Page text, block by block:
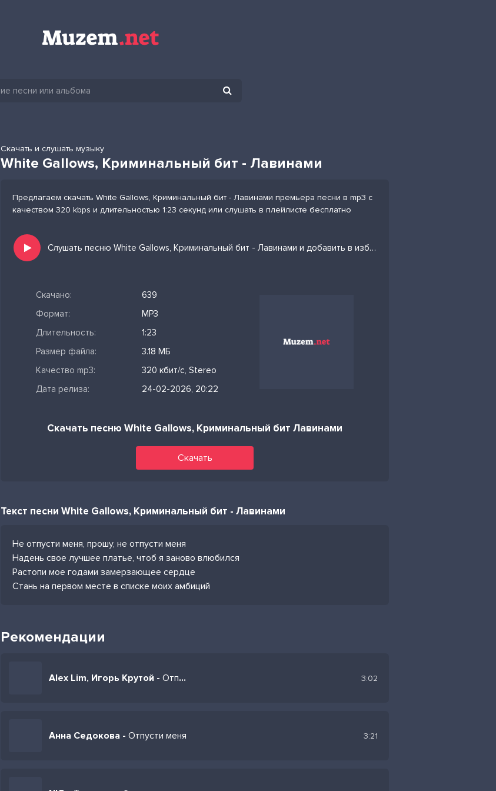
Скачать и слушать музыку
White Gallows, Криминальный бит - Лавинами
Предлагаем скачать White Gallows, Криминальный бит - Лавинами премьера песни в mp3 с
качеством 320 kbps и длительностью 1:23 секунд или слушать в плейлисте бесплатно
Слушать песню White Gallows, Криминальный бит - Лавинами и добавить в избранных
Скачано:
639
Формат:
MP3
Длительность:
1:23
Размер файла:
3.18 МБ
Качество mp3:
320 кбит/с, Stereo
Дата релиза:
24-02-2026, 20:22
Скачать песню White Gallows, Криминальный бит Лавинами
Скачать
Текст песни White Gallows, Криминальный бит - Лавинами
Не отпусти меня, прошу, не отпусти меня
Надень свое лучшее платье, чтоб я заново влюбился
Растопи мое годами замерзающее сердце
Стань на первом месте в списке моих амбиций
Рекомендации
Alex Lim, Игорь Крутой - Отпусти меня 3:02
Анна Седокова - Отпусти меня 3:21